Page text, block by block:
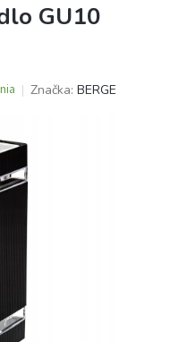
GU10
Značka: BERGE